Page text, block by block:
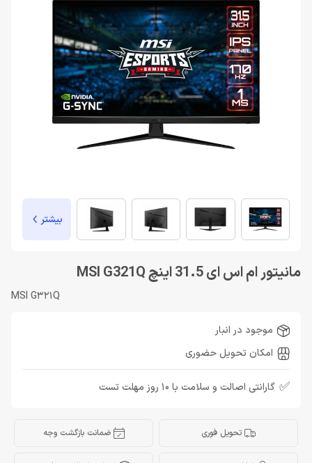
بیشتر
مانیتور ام اس ای 31.5 اینچ MSI G321Q
MSI G321Q
موجود در انبار
امکان تحویل حضوری
✅ گارانتی اصالت و سلامت با 10 روز مهلت تست
تحویل فوری ضمانت بازگشت وجه